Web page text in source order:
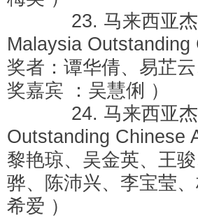
23. 马来西亚杰
Malaysia
奖者：谭华倩、易芷
奖嘉宾 ：吴慧俐 ）
24. 马来西亚杰
Outstanding
黎艳琼、吴金英、王
骅、陈沛兴、李宝莹
希爱 ）